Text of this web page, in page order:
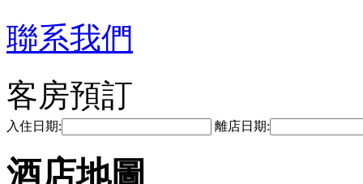
聯系我們
客房預訂
入住日期: 離店日期:
酒店地圖